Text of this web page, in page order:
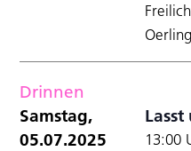
Drinnen
Samstag,
05.07.2025
13:00